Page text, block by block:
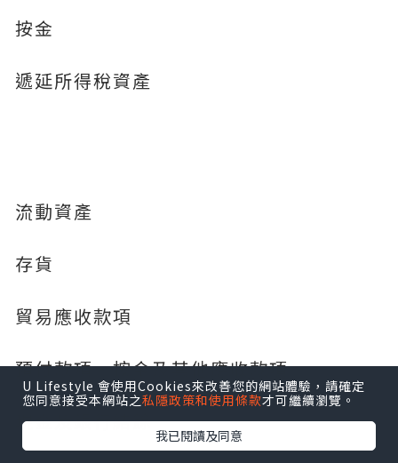
按金
遞延所得稅資產
流動資產
存貨
貿易應收款項
預付款項、按金及其他應收款項
現金及銀行結餘
U Lifestyle 會使用Cookies來改善您的網站體驗，請確定
您同意接受本網站之私隱政策和使用條款才可繼續瀏覽。
我已閱讀及同意